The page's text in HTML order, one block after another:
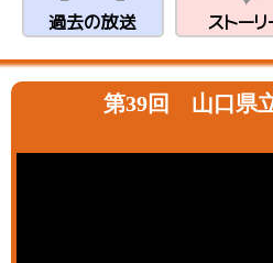
過去の放送 ストー
第39回 山口県